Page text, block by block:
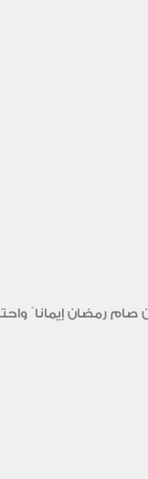
رمضان إيمانا